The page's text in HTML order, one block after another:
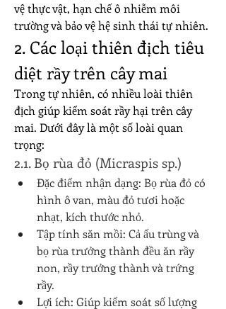
vệ thực vật, hạn chế ô nhiễm môi
trường và bảo vệ hệ sinh thái tự nhiên.
2. Các loại thiên địch tiêu
diệt rầy trên cây mai
Trong tự nhiên, có nhiều loài thiên
địch giúp kiểm soát rầy hại trên cây
mai. Dưới đây là một số loài quan
trọng:
2.1. Bọ rùa đỏ (Micraspis sp.)
Đặc điểm nhận dạng: Bọ rùa đỏ có
hình ô van, màu đỏ tươi hoặc
nhạt, kích thước nhỏ.
Tập tính săn mồi: Cả ấu trùng và
bọ rùa trưởng thành đều ăn rầy
non, rầy trưởng thành và trứng
rầy.
Lợi ích: Giúp kiểm soát số lượng